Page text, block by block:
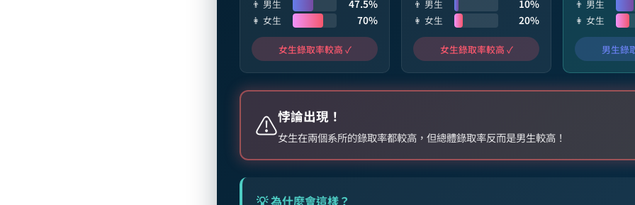
👨 男生 47.5%
👩 女生 70%
女生錄取率較高 ✓
👨 男生 10%
👩 女生 20%
女生錄取率較高 ✓
👨 男生
👩 女生
男生錄
⚠️悖論出現！
女生在兩個系所的錄取率都較高，但總體錄取率反而是男生較高！
💡 為什麼會這樣？